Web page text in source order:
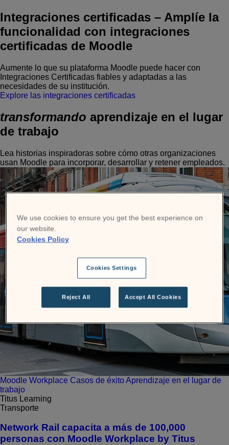
Integraciones certificadas – Amplíe la
funcionalidad con integraciones
certificadas de Moodle
Aumente lo que su plataforma Moodle puede hacer con
Integraciones Certificadas fiables y adaptadas a las
necesidades de su institución.
Explore las integraciones certificadas
transformando aprendizaje en el lugar
de trabajo
Lea historias inspiradoras sobre cómo otras organizaciones
usan Moodle para incorporar, desarrollar y retener empleados.
Moodle Workplace Casos de éxitoAprendizaje en el lugar de
trabajo
Titus Learning
Transporte
Network Rail capacita a más de 100,000
personas con Moodle Workplace by Titus
We use cookies to ensure you get the best experience on
our website.
Cookies Policy
Cookies Settings
Reject All Accept All Cookies